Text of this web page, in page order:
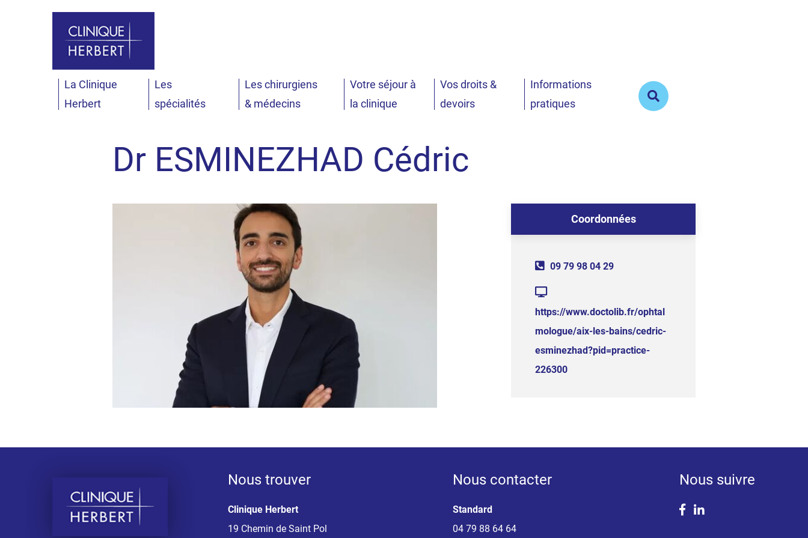
La Clinique
Herbert
Les
spécialités
Les chirurgiens
& médecins
Votre séjour à
la clinique
Vos droits &
devoirs
Informations
pratiques
Rechercher
Accueil Dr ESMINEZHAD Cédric
Dr ESMINEZHAD Cédric
Coordonnées
09 79 98 04 29
https://www.doctolib.fr/ophtal
mologue/aix-les-bains/cedric-
esminezhad?pid=practice-
226300
Nous trouver
Clinique Herbert
19 Chemin de Saint Pol
Nous contacter
Standard
04 79 88 64 64
Nous suivre
Facebook
Linkedin